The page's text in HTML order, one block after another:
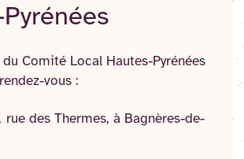
du Comité Local Hautes-Pyrénées
vous :
des Thermes, à Bagnères-de-